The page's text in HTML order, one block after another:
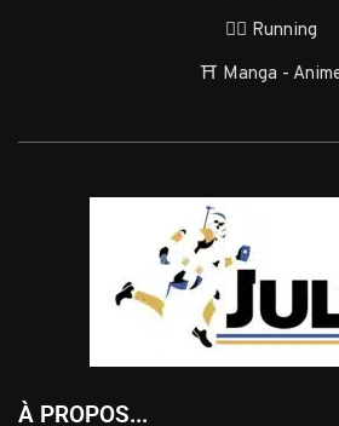
🏃‍♂️ Running
⛩️ Manga -
À PROPOS...